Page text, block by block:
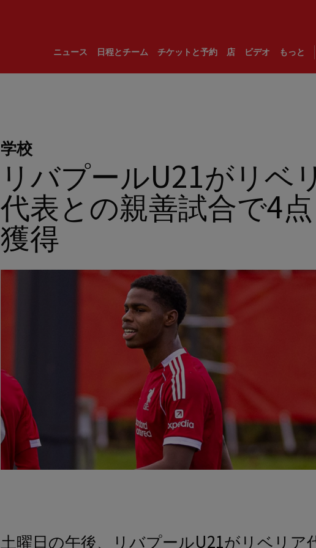
ニュース 日程とチーム チケットと予約 店 ビデオ もっと
学校
リバプールU21がリベ
代表との親善試合で4
獲得
土曜日の午後、リバプールU21がリベリア